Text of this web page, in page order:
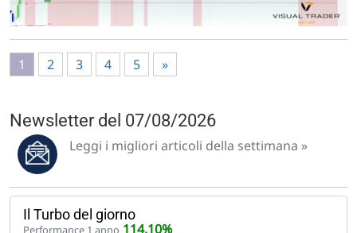
1 2 3 4 5 »
Newsletter del 07/08/2026
Leggi i migliori articoli della settimana »
Il Turbo del giorno
Performance 1 anno 114,10%